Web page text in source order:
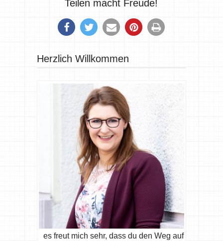
Teilen macht Freude!
Herzlich Willkommen
es freut mich sehr, dass du den Weg auf